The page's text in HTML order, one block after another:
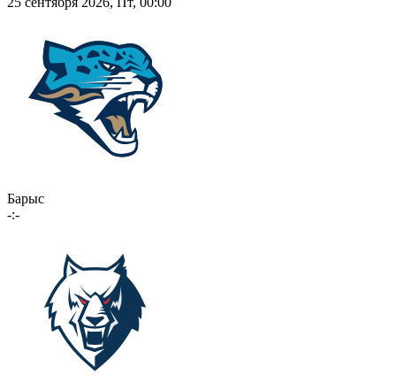
Барыс
-:-